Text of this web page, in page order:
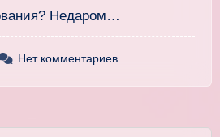
Недаром…
Нет комментариев